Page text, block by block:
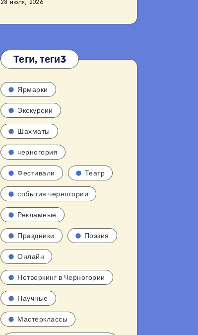
28 июля, 2026
Теги, теги3
Ярмарки
Экскурсии
Шахматы
черногория
Фестивали Театр
события черногории
Рекламные
Праздники Поэзия
Онлайн
Нетворкинг в Черногории
Научные
Мастерклассы